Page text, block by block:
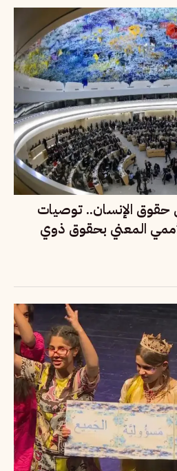
الإنسان.. توصيات
المعني بحقوق ذوي